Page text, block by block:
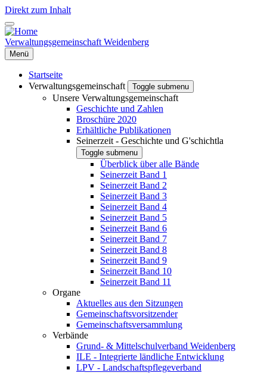
Direkt zum Inhalt
Verwaltungsgemeinschaft Weidenberg
Menü
Startseite
Verwaltungsgemeinschaft
Toggle submenu
Unsere Verwaltungsgemeinschaft
Geschichte und Zahlen
Broschüre 2020
Erhältliche Publikationen
Seinerzeit - Geschichte und G'schichtla
Toggle submenu
Überblick über alle Bände
Seinerzeit Band 1
Seinerzeit Band 2
Seinerzeit Band 3
Seinerzeit Band 4
Seinerzeit Band 5
Seinerzeit Band 6
Seinerzeit Band 7
Seinerzeit Band 8
Seinerzeit Band 9
Seinerzeit Band 10
Seinerzeit Band 11
Organe
Aktuelles aus den Sitzungen
Gemeinschaftsvorsitzender
Gemeinschaftsversammlung
Verbände
Grund- & Mittelschulverband Weidenberg
ILE - Integrierte ländliche Entwicklung
LPV - Landschaftspflegeverband